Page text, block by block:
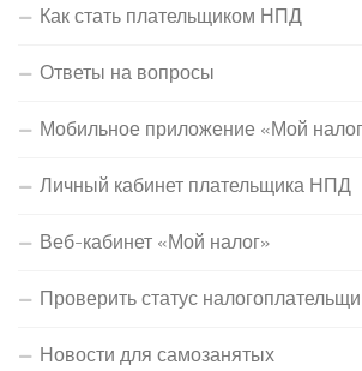
Как стать плательщиком НПД
Ответы на вопросы
Мобильное приложение «Мой
Личный кабинет плательщика НПД
Веб-кабинет «Мой налог»
Проверить статус
Новости для самозанятых